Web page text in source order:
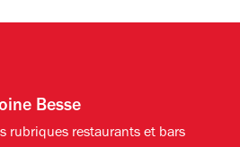
Besse
rubriques restaurants et bars